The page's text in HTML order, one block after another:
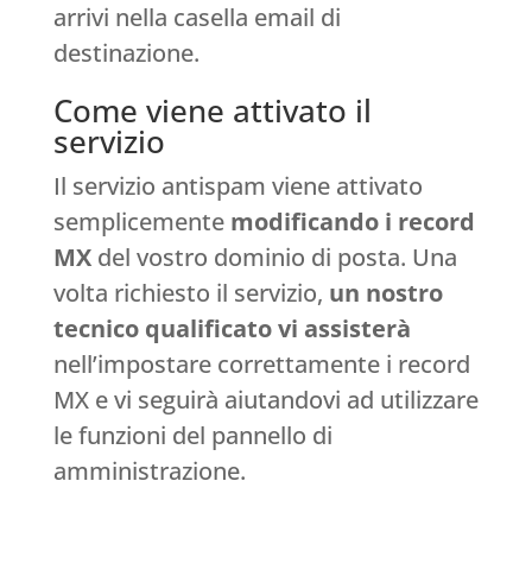
arrivi nella casella email di
destinazione.
Come viene attivato il
servizio
Il servizio antispam viene attivato
semplicemente modificando i record
MXdel vostro dominio di posta. Una
volta richiesto il servizio, un nostro
tecnico qualificato vi assisterà
nell’impostare correttamente i record
MX e vi seguirà aiutandovi ad utilizzare
le funzioni del pannello di
amministrazione.